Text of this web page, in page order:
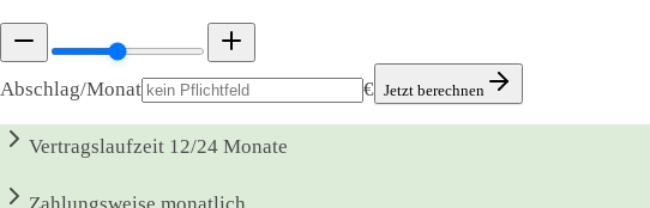
Abschlag/Monat € Jetzt berechnen
Vertragslaufzeit 12/24 Monate
Zahlungsweise monatlich